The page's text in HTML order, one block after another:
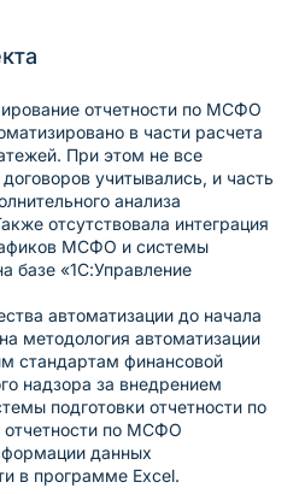
отчетности по МСФО
в части расчета
При этом не все
учитывались, и часть
анализа
отсутствовала интеграция
МСФО и системы
базе «1С:Управление
автоматизации до начала
методология автоматизации
стандартам финансовой
надзора за внедрением
подготовки отчетности по
по МСФО
данных
в программе Excel.